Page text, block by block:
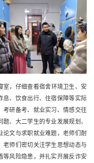
室，仔细查看宿舍环境卫生、安
息、饮食出行、住宿保障等实际
考研备考、就业实习、情感交往
、大二学生的专业发展规划、
论文与求职就业难题，老师们耐
老师们密切关注学生思想动态与
等风险隐患，并扎实开展反诈安